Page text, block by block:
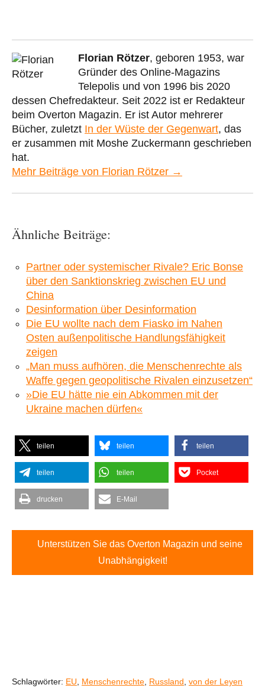
Florian Rötzer, geboren 1953, war
Gründer des Online-Magazins
Telepolis und von 1996 bis 2020
dessen Chefredakteur. Seit 2022 ist er Redakteur
beim Overton Magazin. Er ist Autor mehrerer
Bücher, zuletzt In der Wüste der Gegenwart, das
er zusammen mit Moshe Zuckermann geschrieben
hat.
Mehr Beiträge von Florian Rötzer →
Ähnliche Beiträge:
Partner oder systemischer Rivale? Eric Bonse
über den Sanktionskrieg zwischen EU und
China
Desinformation über Desinformation
Die EU wollte nach dem Fiasko im Nahen
Osten außenpolitische Handlungsfähigkeit
zeigen
„Man muss aufhören, die Menschenrechte als
Waffe gegen geopolitische Rivalen einzusetzen“
»Die EU hätte nie ein Abkommen mit der
Ukraine machen dürfen«
teilen teilen teilen
teilen teilen Pocket
drucken E-Mail
Unterstützen Sie das Overton Magazin und seine
Unabhängigkeit!
Schlagwörter: EU Menschenrechte Russland von der Leyen